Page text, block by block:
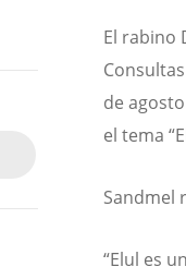
El rabino
de
el tema
Sandmel
“Elul es